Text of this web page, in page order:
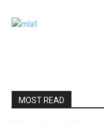
MOST READ